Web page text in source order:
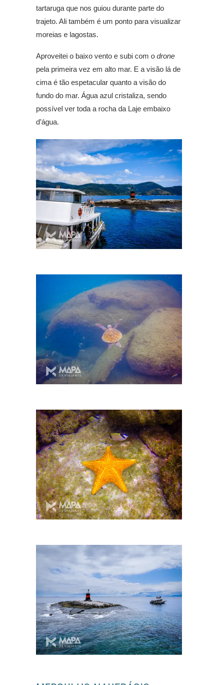
tartaruga que nos guiou durante parte do
trajeto. Ali também é um ponto para visualizar
moreias e lagostas.
Aproveitei o baixo vento e subi com o drone
pela primeira vez em alto mar. E a visão lá de
cima é tão espetacular quanto a visão do
fundo do mar. Água azul cristaliza, sendo
possível ver toda a rocha da Laje embaixo
d’água.